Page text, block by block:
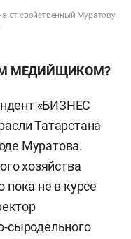
свойственный Муратову
МЕДИЙЩИКОМ?
«БИЗНЕС
Татарстана
Муратова.
хозяйства
пока не в курсе
сыродельного